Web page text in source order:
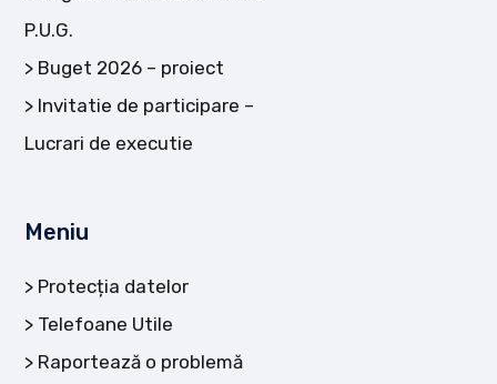
P.U.G.
Buget 2026 – proiect
Invitatie de participare –
Lucrari de executie
Meniu
Protecția datelor
Telefoane Utile
Raportează o problemă